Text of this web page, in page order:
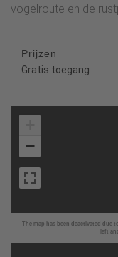
vogelroute en de
Prijzen
Gratis toegang
The map has been deactivated
left
−